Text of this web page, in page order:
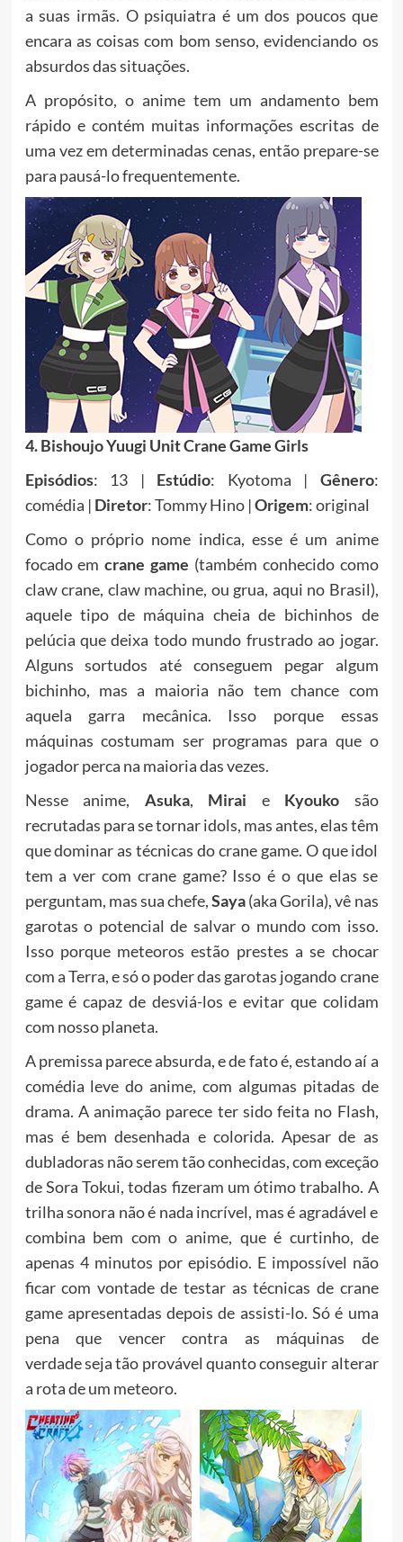
a suas irmãs. O psiquiatra é um dos poucos que
encara as coisas com bom senso, evidenciando os
absurdos das situações.
A propósito, o anime tem um andamento bem
rápido e contém muitas informações escritas de
uma vez em determinadas cenas, então prepare-se
para pausá-lo frequentemente.
4. Bishoujo Yuugi Unit Crane Game Girls
Episódios: 13 | Estúdio: Kyotoma | Gênero:
comédia | Diretor: Tommy Hino |Origem: original
Como o próprio nome indica, esse é um anime
focado emcrane game (também conhecido como
claw crane, claw machine, ou grua, aqui no Brasil),
aquele tipo de máquina cheia de bichinhos de
pelúcia que deixa todo mundo frustrado ao jogar.
Alguns sortudos até conseguem pegar algum
bichinho, mas a maioria não tem chance com
aquela garra mecânica. Isso porque essas
máquinas costumam ser programas para que o
jogador perca na maioria das vezes.
Nesse anime, Asuka, Mirai e Kyouko são
recrutadas para se tornar idols, mas antes, elas têm
que dominar as técnicas do crane game. O que idol
tem a ver com crane game? Isso é o que elas se
perguntam, mas sua chefe,Saya(aka Gorila), vê nas
garotas o potencial de salvar o mundo com isso.
Isso porque meteoros estão prestes a se chocar
com a Terra, e só o poder das garotas jogando crane
game é capaz de desviá-los e evitar que colidam
com nosso planeta.
A premissa parece absurda, e de fato é, estando aí a
comédia leve do anime, com algumas pitadas de
drama. A animação parece ter sido feita no Flash,
mas é bem desenhada e colorida. Apesar de as
dubladoras não serem tão conhecidas, com exceção
de Sora Tokui, todas fizeram um ótimo trabalho. A
trilha sonora não é nada incrível, mas é agradável e
combina bem com o anime, que é curtinho, de
apenas 4 minutos por episódio. E impossível não
ficar com vontade de testar as técnicas de crane
game apresentadas depois de assisti-lo. Só é uma
pena que vencer contra as máquinas de
verdade seja tão provável quanto conseguir alterar
a rota de um meteoro.